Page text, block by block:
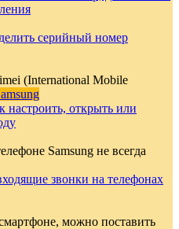
серийный номер
(International Mobile
открыть или
Samsung не всегда
звонки на телефонах
можно поставить